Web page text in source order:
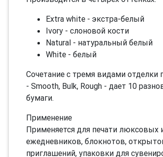
Extra white - экстра-белый
Ivory - слоновой кости
Natural - натуральный белый
White - белый
Сочетание с тремя видами отделки
- Smooth, Bulk, Rough - дает 10
бумаги.
Применение
Применяется для печати люксовых
ежедневников, блокнотов,
приглашений, упаковки для